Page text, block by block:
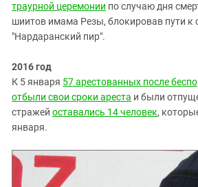
траурной церемонии по случаю дня
шиитов имама Резы, блокировав пути к
"Нардаранский пир".
2016 год
К 5 января 57 арестованных после
отбыли свои сроки ареста и были
стражей оставались 14 человек,
января.